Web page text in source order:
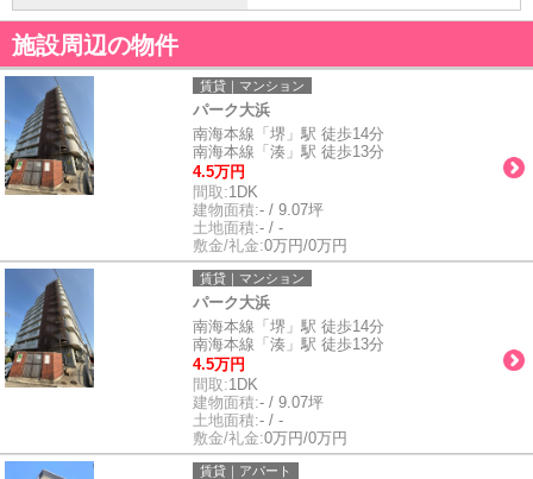
施設周辺の物件
賃貸｜マンション
パーク大浜
南海本線「堺」駅 徒歩14分
南海本線「湊」駅 徒歩13分
4.5万円
間取:1DK
建物面積:- / 9.07坪
土地面積:- / -
敷金/礼金:0万円/0万円
賃貸｜マンション
パーク大浜
南海本線「堺」駅 徒歩14分
南海本線「湊」駅 徒歩13分
4.5万円
間取:1DK
建物面積:- / 9.07坪
土地面積:- / -
敷金/礼金:0万円/0万円
賃貸｜アパート